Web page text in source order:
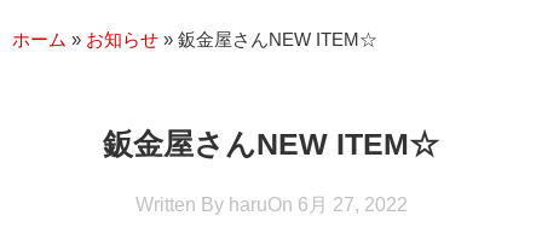
ホーム » お知らせ » 鈑金屋さんNEW ITEM☆
鈑金屋さんNEW ITEM☆
Written ByharuOn 6月 27, 2022